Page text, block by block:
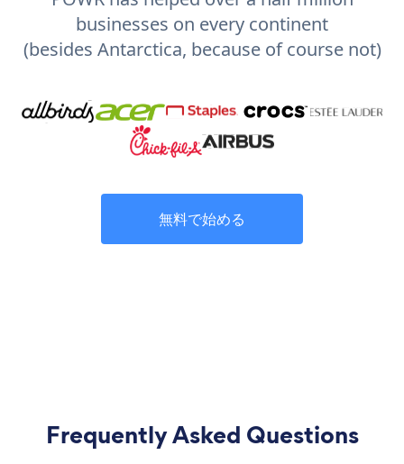
businesses on every continent
(besides Antarctica, because of course not)
無料で始める
Frequently Asked Questions